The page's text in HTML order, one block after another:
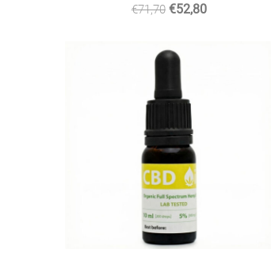
€71,70 €52,80